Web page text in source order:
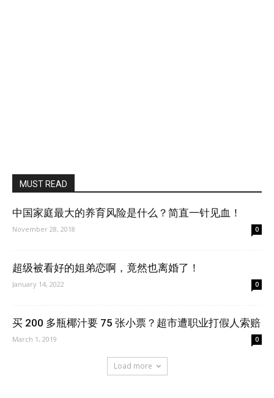
MUST READ
中国家庭最大的养育风险是什么？简直一针见血！
November 28, 2018 0
超级被看好的姐弟恋啊，竟然也离婚了！
January 14, 2022 0
买 200 多瓶椰汁要 75 张小票？超市遭职业打假人索赔
March 1, 2019 0
Load more